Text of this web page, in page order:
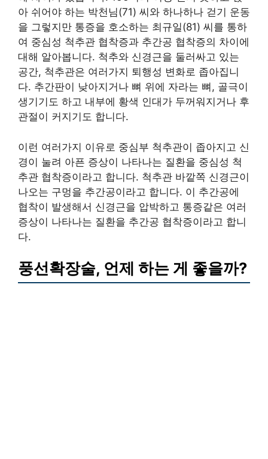
아 쉬어야 하는 박천님(71) 씨와 하나하나 걷기 운동
을 그렇지만 통증을 호소하는 최규일(81) 씨를 통하
여 중심성 척추관 협착증과 추간공 협착증의 차이에
대해 알아봅니다. 척추와 신경근을 둘러싸고 있는
공간, 척추관은 여러가지 퇴행성 변화로 좁아집니
다. 추간판이 낮아지거나 뼈 위에 자라는 뼈, 골극이
생기기도 하고 내부에 황색 인대가 두꺼워지거나 후
관절이 커지기도 합니다.
이런 여러가지 이유로 중심부 척추관이 좁아지고 신
경이 눌려 아픈 증상이 나타나는 질환을 중심성 척
추관 협착증이라고 합니다. 척추관 바깥쪽 신경근이
나오는 구멍을 추간공이라고 합니다. 이 추간공에
협착이 발생해서 신경근을 압박하고 통증같은 여러
증상이 나타나는 질환을 추간공 협착증이라고 합니
다.
풍선확장술, 언제 하는 게 좋을까?